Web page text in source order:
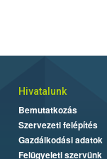
Hivatalunk
Bemutatkozás
Szervezeti felépítés
Gazdálkodási adatok
Felügyeleti szervünk